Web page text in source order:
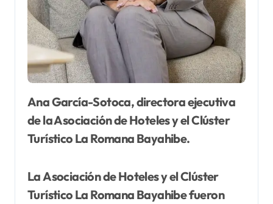
Ana García-Sotoca, directora ejecutiva
de la Asociación de Hoteles y el Clúster
Turístico La Romana Bayahibe.
La Asociación de Hoteles y el Clúster
Turístico La Romana Bayahibe fueron